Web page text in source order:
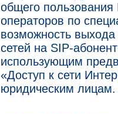
общего
операторов по
возможность
сетей на SIP-
использующим
«Доступ к сети
юридическим лицам.